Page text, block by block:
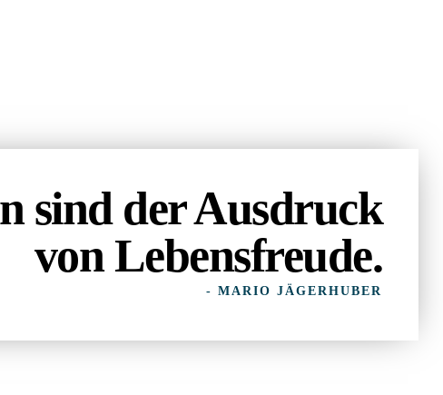
sind der Ausdruck
von Lebensfreude.
- MARIO JÄGERHUBER